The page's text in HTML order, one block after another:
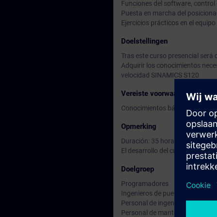
Funciones del software,
Puesta en marcha del
Ejercicios prácticos en el
Doelstellingen
Tras este curso presencial será
Adquirir los conocimientos
velocidad SINAMICS S120
Vereiste voorwaarden
Conocimientos básicos de
Opmerking
Duración: 35 horas.
El desarrollo del curso, así
Doelgroep
Programadores
Ingenieros de puesta en marcha
Personal de ingeniería
Personal de mantenimiento